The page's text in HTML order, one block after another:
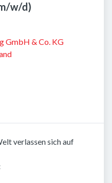
w/d)
GmbH & Co. KG
verlassen sich auf